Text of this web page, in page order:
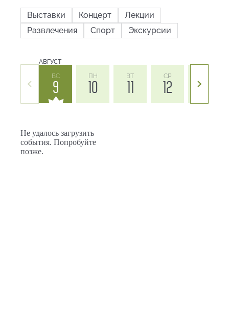
Выставки Концерт
Лекции
Развлечения
Спорт Экскурсии
АВГУСТ
ВС
9
ПН
10
ВТ
11
СР
12 13
Не удалось загрузить
события. Попробуйте
позже.